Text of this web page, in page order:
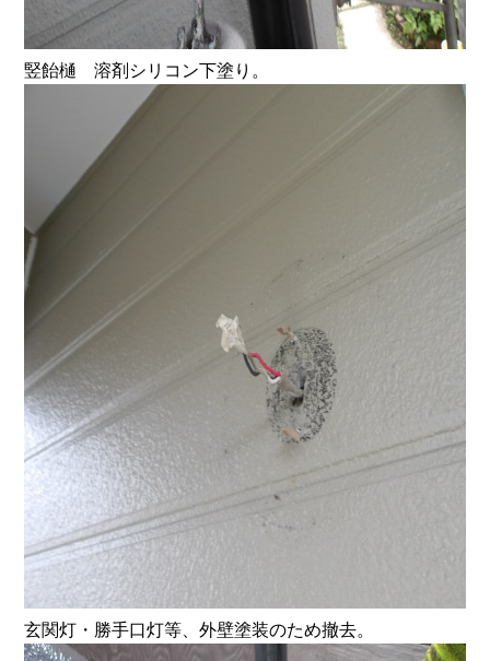
竪飴樋 溶剤シリコン下塗り。
玄関灯・勝手口灯等、外壁塗装のため撤去。